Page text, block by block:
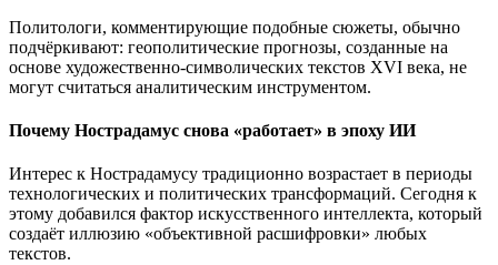
Политологи, комментирующие подобные сюжеты, обычно
подчёркивают: геополитические прогнозы, созданные на
основе художественно-символических текстов XVI века, не
могут считаться аналитическим инструментом.
Почему Нострадамус снова «работает» в эпоху ИИ
Интерес к Нострадамусу традиционно возрастает в периоды
технологических и политических трансформаций. Сегодня к
этому добавился фактор искусственного интеллекта, который
создаёт иллюзию «объективной расшифровки» любых
текстов.